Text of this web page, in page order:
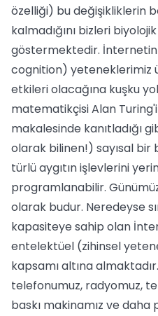
özelliği) bu değişikliklerin
kalmadığını bizleri
göstermektedir.
cognition) yeteneklerimiz
etkileri olacağına kuşku
matematikçisi Alan
makalesinde kanıtladığı
olarak bilinen!) sayısal bir
türlü aygıtın işlevlerini
programlanabilir.
olarak budur. Neredeyse
kapasiteye sahip olan
entelektüel (zihinsel
kapsamı altına
telefonumuz, radyomuz,
baskı makinamız ve daha